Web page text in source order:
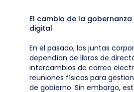
El cambio de la
digital
En el pasado, las juntas
dependían de libros de
intercambios de correo
reuniones físicas para
de gobierno. Sin embargo,